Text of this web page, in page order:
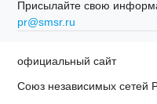
Присылайте свою
pr@smsr.ru
официальный сайт
Союз независимых сетей